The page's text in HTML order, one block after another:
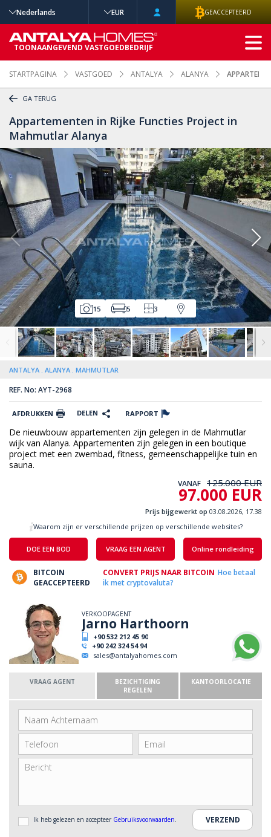
STARTPAGINA VASTGOED ANTALYA ALANYA
GA TERUG
Appartementen in Rijke Functies Project in
Mahmutlar Alanya
15 5 3
ANTALYA ALANYA MAHMUTLAR
REF. No: AYT-2968
AFDRUKKEN DELEN RAPPORT
De nieuwbouw appartementen zijn gelegen in de Mahmutlar
wijk van Alanya. Appartementen zijn gelegen in een boutique
project met een zwembad, fitness, gemeenschappelijke tuin en
sauna.
VANAF 125.000 EUR
97.000 EUR
Prijs bijgewerkt op 03.08.2026, 17.38
DOE EEN BOD VRAAG EEN AGENT Online rondleiding
Waarom zijn er verschillende prijzen op verschillende websites?
BITCOIN
GEACCEPTEERD
CONVERT PRIJS NAAR BITCOIN Hoe betaal
ik met cryptovaluta?
VERKOOPAGENT
Jarno Harthoorn
+90 532 212 45 90
+90 242 324 54 94
sales@antalyahomes.com
VRAAG AGENT
BEZICHTIGING
REGELEN
KANTOORLOCATIE
Ik heb gelezen en accepteer Gebruiksvoorwaarden.
Nederlands EUR GEACCEPTEERD
TOONAANGEVEND VASTGOEDBEDRIJF
GEAVANCEERD
ZOEKEN